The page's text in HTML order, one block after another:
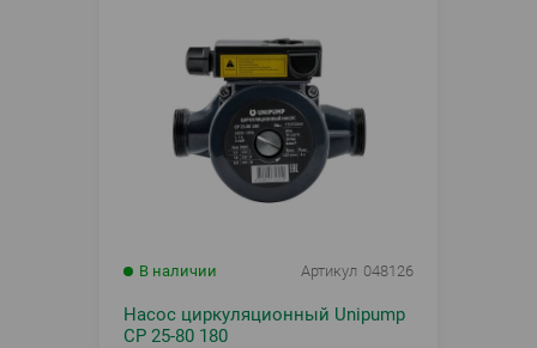
В наличии Артикул 048126
Насос циркуляционный Unipump
CP 25-80 180